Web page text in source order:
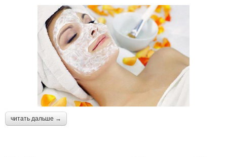
читать дальше →